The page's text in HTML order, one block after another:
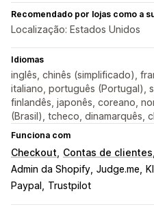
Recomendado por lojas como a
Localização: Estados Unidos
Idiomas
inglês, chinês (simplificado),
italiano, português (Portugal),
finlandês, japonês, coreano,
(Brasil), tcheco, dinamarquês,
Funciona com
Checkout Contas de clientes
Admin da Shopify Judge.me
Paypal
Trustpilot